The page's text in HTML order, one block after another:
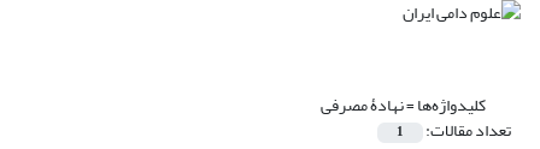
کلیدواژه‌ها =نهادۀ مصرفی
تعداد مقالات: 1